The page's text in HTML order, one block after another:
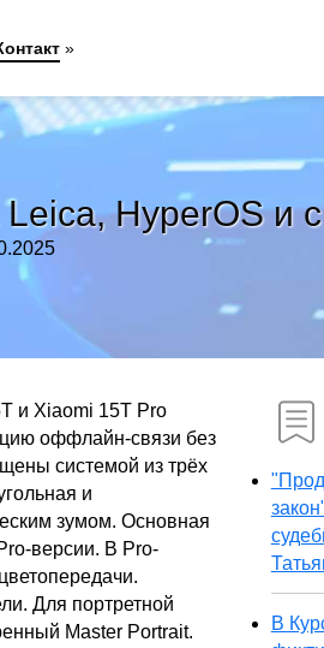
HyperOS и
и Xiaomi 15T Pro
оффлайн-связи без
системой из трёх
и
зумом. Основная
версии. В Pro-
Для портретной
Master Portrait.
В
»